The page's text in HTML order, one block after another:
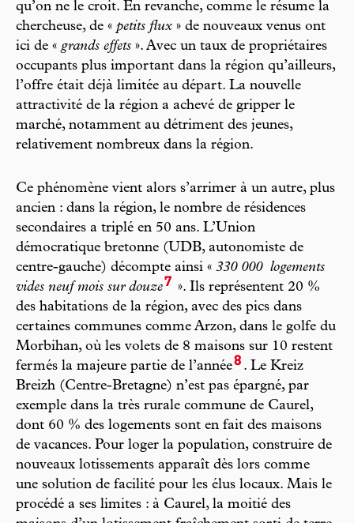
qu’on ne le croit. En revanche, comme le résume la
chercheuse, de « petits flux » de nouveaux venus ont
ici de « grands effets ». Avec un taux de propriétaires
occupants plus important dans la région qu’ailleurs,
l’offre était déjà limitée au départ. La nouvelle
attractivité de la région a achevé de gripper le
marché, notamment au détriment des jeunes,
relativement nombreux dans la région.
Ce phénomène vient alors s’arrimer à un autre, plus
ancien : dans la région, le nombre de résidences
secondaires a triplé en 50 ans. L’Union
démocratique bretonne (UDB, autonomiste de
centre-gauche) décompte ainsi « 330 000 logements
vides neuf mois sur douze7 ». Ils représentent 20 %
des habitations de la région, avec des pics dans
certaines communes comme Arzon, dans le golfe du
Morbihan, où les volets de 8 maisons sur 10 restent
fermés la majeure partie de l’année8 . Le Kreiz
Breizh (Centre-Bretagne) n’est pas épargné, par
exemple dans la très rurale commune de Caurel,
dont 60 % des logements sont en fait des maisons
de vacances. Pour loger la population, construire de
nouveaux lotissements apparaît dès lors comme
une solution de facilité pour les élus locaux. Mais le
procédé a ses limites : à Caurel, la moitié des